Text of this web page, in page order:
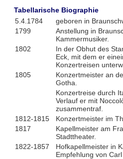
Tabellarische Biographie
5.4.1784
geboren in
1799
Anstellung in
Kammermusiker.
1802
In der Obhut des
Eck, mit dem er
Konzertreisen
1805
Konzertmeister an
Gotha.
Konzertreise durch
Verlauf er mit
zusammentraf.
1812-1815
Konzertmeister im
1817
Kapellmeister am
Stadttheater.
1822-1857
Hofkapellmeister in
Empfehlung von